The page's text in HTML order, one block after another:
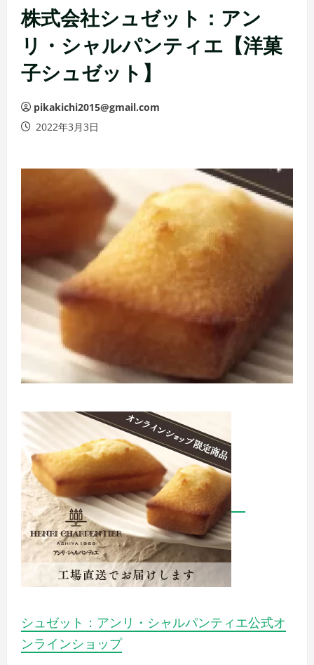
株式会社シュゼット：アン
リ・シャルパンティエ【洋菓
子シュゼット】
pikakichi2015@gmail.com
2022年3月3日
シュゼット：アンリ・シャルパンティエ公式オ
ンラインショップ